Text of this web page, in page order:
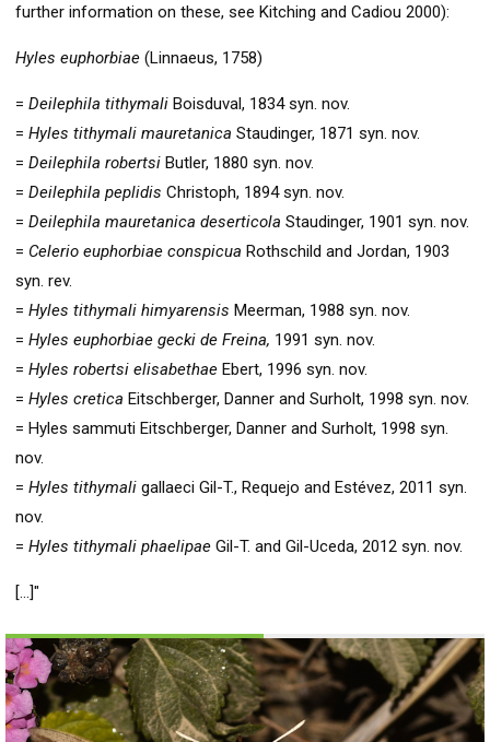
further information on these, see Kitching and Cadiou 2000):
Hyles euphorbiae(Linnaeus, 1758)
= Deilephila tithymaliBoisduval, 1834 syn. nov.
= Hyles tithymali mauretanica Staudinger, 1871 syn. nov.
= Deilephila robertsiButler, 1880 syn. nov.
= Deilephila peplidis Christoph, 1894 syn. nov.
= Deilephila mauretanica deserticola Staudinger, 1901 syn. nov.
= Celerio euphorbiae conspicua Rothschild and Jordan, 1903
syn. rev.
= Hyles tithymali himyarensis Meerman, 1988 syn. nov.
= Hyles euphorbiae gecki de Freina, 1991 syn. nov.
= Hyles robertsi elisabethaeEbert, 1996 syn. nov.
= Hyles cretica Eitschberger, Danner and Surholt, 1998 syn. nov.
= Hyles sammuti Eitschberger, Danner and Surholt, 1998 syn.
nov.
= Hyles tithymaligallaeci Gil-T., Requejo and Estévez, 2011 syn.
nov.
= Hyles tithymali phaelipaeGil-T. and Gil-Uceda, 2012 syn. nov.
[…]"